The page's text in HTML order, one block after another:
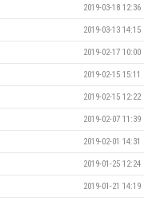
2019-03-18 12:36
2019-03-13 14:15
2019-02-17 10:00
2019-02-15 15:11
2019-02-15 12:22
2019-02-07 11:39
2019-02-01 14:31
2019-01-25 12:24
2019-01-21 14:19